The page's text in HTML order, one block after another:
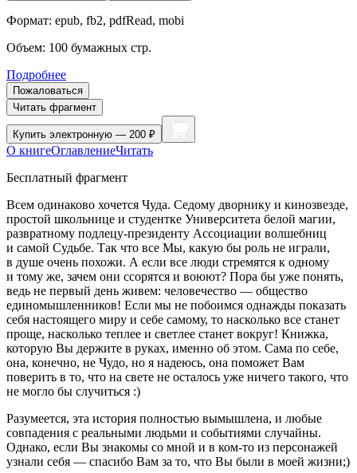
Формат: epub, fb2, pdfRead, mobi
Объем: 100 бумажных стр.
Подробнее
Пожаловаться
Читать фрагмент
Купить электронную — 200 ₽
О книгеОглавлениеЧитать
Бесплатный фрагмент
Всем одинаково хочется Чуда. Седому дворнику и кинозвезде,
простой школьнице и студентке Университета белой магии,
развратному подлецу-президенту Ассоциации волшебниц
и самой Судьбе. Так что все Мы, какую бы роль не играли,
в душе очень похожи. А если все люди стремятся к одному
и тому же, зачем они ссорятся и воюют? Пора бы уже понять,
ведь не первый день живем: человечество — общество
единомышленников! Если мы не побоимся однажды показать
себя настоящего миру и себе самому, то насколько все станет
проще, насколько теплее и светлее станет вокруг! Книжка,
которую Вы держите в руках, именно об этом. Сама по себе,
она, конечно, не Чудо, но я надеюсь, она поможет Вам
поверить в то, что на свете не осталось уже ничего такого, что
не могло бы случиться :)
Разумеется, эта история полностью вымышлена, и любые
совпадения с реальными людьми и событиями случайны.
Однако, если Вы знакомы со мной и в ком-то из персонажей
узнали себя — спасибо Вам за то, что Вы были в моей жизни;)